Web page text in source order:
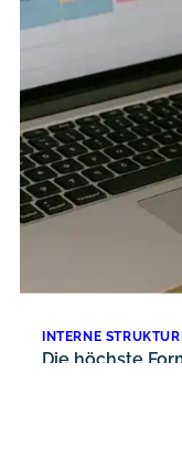
INTERNE
Die höchste